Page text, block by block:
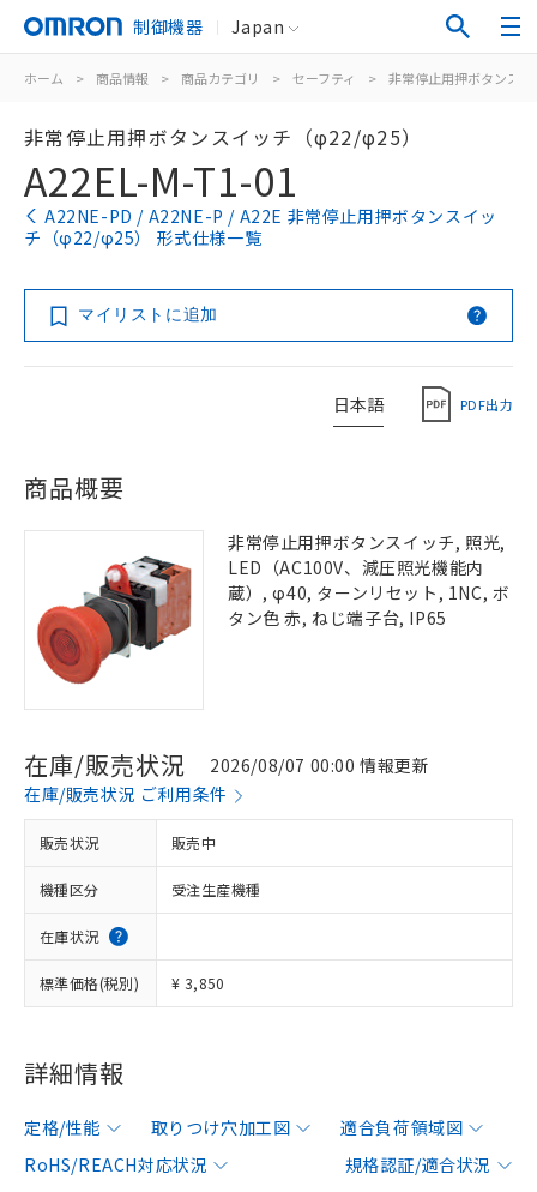
制御機器 Japan
ホーム > 商品情報 > 商品カテゴリ > セーフティ > 非常停止用押ボタンスイ
非常停止用押ボタンスイッチ（φ22/φ25）
A22EL-M-T1-01
A22NE-PD / A22NE-P / A22E 非常停止用押ボタンスイッ
チ（φ22/φ25） 形式仕様一覧
マイリストに追加
日本語 PDF出力
商品概要
非常停止用押ボタンスイッチ, 照光,
LED（AC100V、減圧照光機能内
蔵）, φ40, ターンリセット, 1NC, ボ
タン色 赤, ねじ端子台, IP65
在庫/販売状況
2026/08/07 00:00 情報更新
在庫/販売状況 ご利用条件
販売状況 販売中
機種区分 受注生産機種
在庫状況
標準価格(税別) ¥ 3,850
詳細情報
定格/性能 取りつけ穴加工図
適合負荷領域図
RoHS/REACH対応状況
規格認証/適合状況